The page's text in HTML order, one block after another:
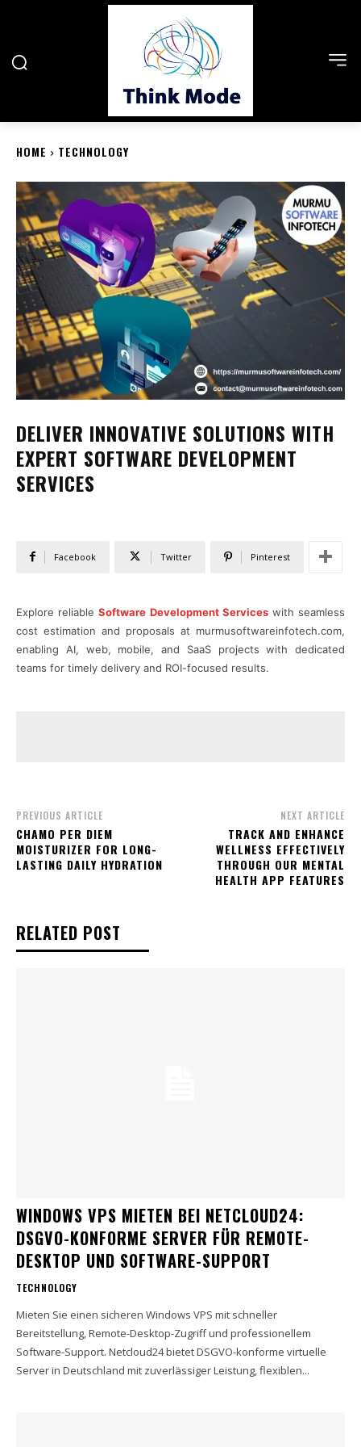
HOME TECHNOLOGY
DELIVER INNOVATIVE SOLUTIONS WITH
EXPERT SOFTWARE DEVELOPMENT
SERVICES
Facebook Twitter Pinterest
Explore reliableSoftware Development Serviceswith seamless
cost estimation and proposals at murmusoftwareinfotech.com,
enabling AI, web, mobile, and SaaS projects with dedicated
teams for timely delivery and ROI-focused results.
PREVIOUS ARTICLE
CHAMO PER DIEM
MOISTURIZER FOR LONG-
LASTING DAILY HYDRATION
NEXT ARTICLE
TRACK AND ENHANCE
WELLNESS EFFECTIVELY
THROUGH OUR MENTAL
HEALTH APP FEATURES
RELATED POST
WINDOWS VPS MIETEN BEI NETCLOUD24:
DSGVO-KONFORME SERVER FÜR REMOTE-
DESKTOP UND SOFTWARE-SUPPORT
TECHNOLOGY
Mieten Sie einen sicheren Windows VPS mit schneller
Bereitstellung, Remote-Desktop-Zugriff und professionellem
Software-Support. Netcloud24 bietet DSGVO-konforme virtuelle
Server in Deutschland mit zuverlässiger Leistung, flexiblen...